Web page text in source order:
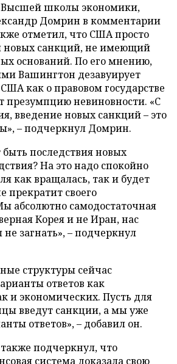
Высшей школы экономики,
Домрин в комментарии
отметил, что США просто
новых санкций, не имеющий
оснований. По его мнению,
Вашингтон дезавуирует
как о правовом государстве
презумпцию невиновности. «С
введение новых санкций – это
– подчеркнул Домрин.
последствия новых
На это надо спокойно
как вращалась, так и будет
прекратит своего
абсолютно самодостаточная
Корея и не Иран, нас
загнать», – подчеркнул
структуры сейчас
ответов как
и экономических. Пусть для
введут санкции, а мы уже
ответов», – добавил он.
подчеркнул, что
система доказала свою